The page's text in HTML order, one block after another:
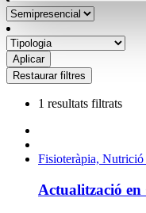
1 resultats filtrats
Fisioteràpia,
Actualització